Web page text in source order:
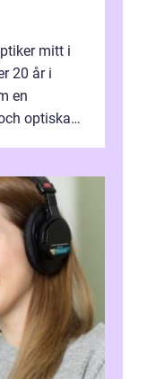
mitt i
20 år i
en
optiska